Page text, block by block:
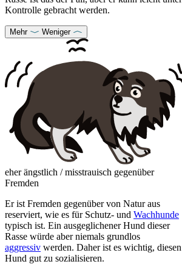
Kontrolle gebracht werden.
Mehr Weniger
eher ängstlich / misstrauisch gegenüber
Fremden
Er ist Fremden gegenüber von Natur aus
reserviert, wie es für Schutz- und Wachhunde
typisch ist. Ein ausgeglichener Hund dieser
Rasse würde aber niemals grundlos
aggressiv werden. Daher ist es wichtig, diesen
Hund gut zu sozialisieren.